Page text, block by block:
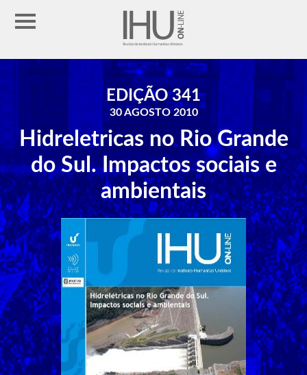
EDIÇÃO 341
30 AGOSTO 2010
Hidreletricas no Rio Grande
do Sul. Impactos sociais e
ambientais